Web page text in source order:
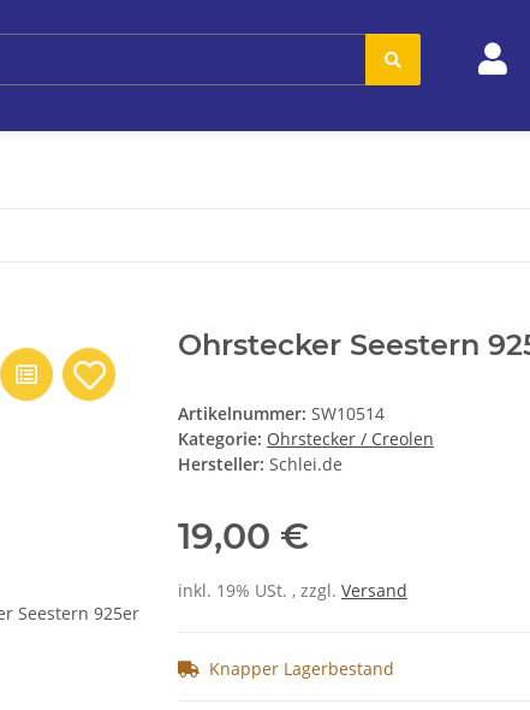
Ohrstecker Seestern
Artikelnummer: SW10514
Kategorie: Ohrstecker / Creolen
Hersteller: Schlei.de
19,00 €
inkl. 19% USt. , zzgl. Versand
Knapper Lagerbestand